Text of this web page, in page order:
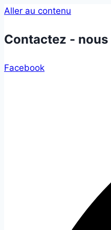
Aller au contenu
Contactez - nous
Facebook